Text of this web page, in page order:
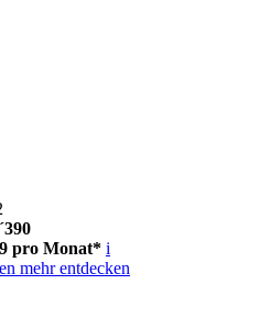
pro Monat* i
mehr entdecken